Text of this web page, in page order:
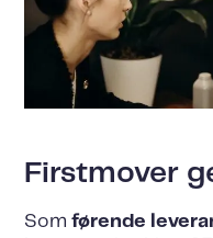
Firstmover
Somførende